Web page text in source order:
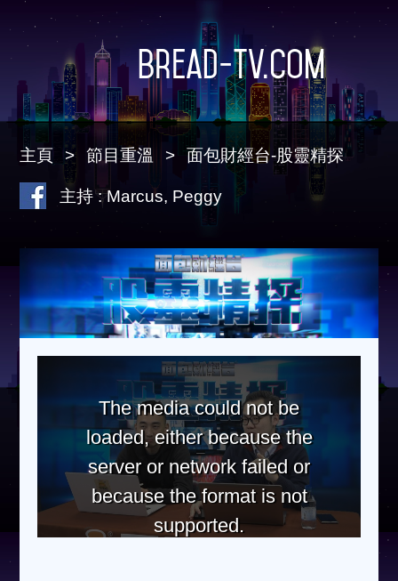
Bread-TV.com
主頁 節目重溫 面包財經台-股靈精探
主持 : Marcus, Peggy
The media could not be
loaded, either because the
server or network failed or
because the format is not
supported.